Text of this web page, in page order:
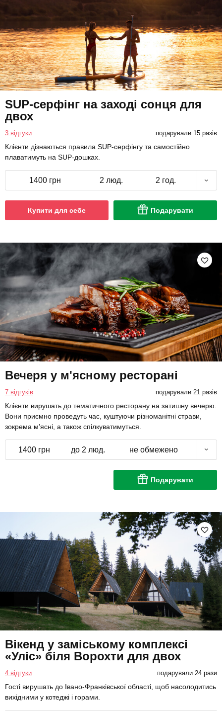
SUP-серфінг на заході сонця для
двох
3 відгуки подарували 15 разів
Клієнти дізнаються правила SUP-серфінгу та самостійно
плаватимуть на SUP-дошках.
1400 грн 2 люд. 2 год.
Купити для себе Подарувати
Вечеря у м'ясному ресторані
7 відгуків подарували 21 разів
Клієнти вирушать до тематичного ресторану на затишну вечерю.
Вони приємно проведуть час, куштуючи різноманітні страви,
зокрема м’ясні, а також спілкуватимуться.
1400 грн до 2 люд. не обмежено
Подарувати
Вікенд у заміському комплексі
«Уліс» біля Ворохти для двох
4 відгуки подарували 24 рази
Гості вирушать до Івано-Франківської області, щоб насолодитись
вихідними у котеджі і горами.